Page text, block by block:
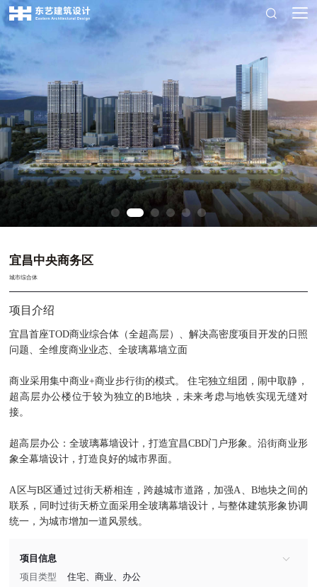
宜昌中央商务区
城市综合体
项目介绍
宜昌首座TOD商业综合体（全超高层）、解决高密度项目开发的日照
问题、全维度商业业态、全玻璃幕墙立面
商业采用集中商业+商业步行街的模式。 住宅独立组团，闹中取静，
超高层办公楼位于较为独立的B地块，未来考虑与地铁实现无缝对
接。
超高层办公：全玻璃幕墙设计，打造宜昌CBD门户形象。沿街商业形
象全幕墙设计，打造良好的城市界面。
A区与B区通过过街天桥相连，跨越城市道路，加强A、B地块之间的
联系，同时过街天桥立面采用全玻璃幕墙设计，与整体建筑形象协调
统一，为城市增加一道风景线。
项目信息
项目类型
住宅、商业、办公